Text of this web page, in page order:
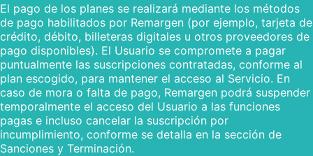
El pago de los planes se realizará mediante los métodos
de pago habilitados por Remargen (por ejemplo, tarjeta de
crédito, débito, billeteras digitales u otros proveedores de
pago disponibles). El Usuario se compromete a pagar
puntualmente las suscripciones contratadas, conforme al
plan escogido, para mantener el acceso al Servicio. En
caso de mora o falta de pago, Remargen podrá suspender
temporalmente el acceso del Usuario a las funciones
pagas e incluso cancelar la suscripción por
incumplimiento, conforme se detalla en la sección de
Sanciones y Terminación.